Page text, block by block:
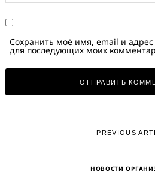
Сохранить моё имя, email и адрес
для последующих моих
PREVIOUS
НОВОСТИ